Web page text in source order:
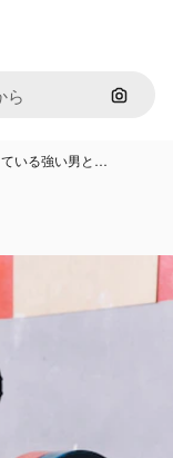
画像で
いる強い男と…